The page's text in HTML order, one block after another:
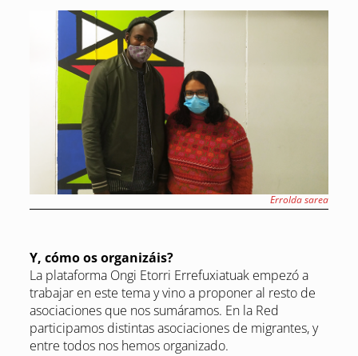
Errolda sarea
Y, cómo os organizáis?
La plataforma Ongi Etorri Errefuxiatuak empezó a
trabajar en este tema y vino a proponer al resto de
asociaciones que nos sumáramos. En la Red
participamos distintas asociaciones de migrantes, y
entre todos nos hemos organizado.